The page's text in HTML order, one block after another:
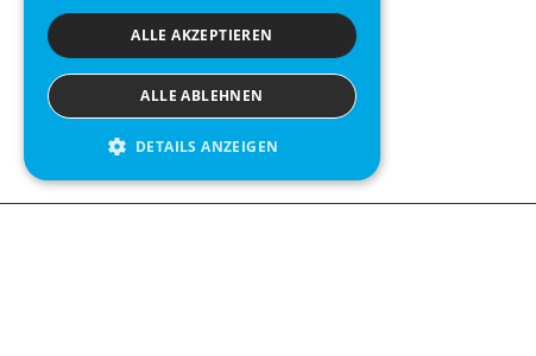
ALLE AKZEPTIEREN
ALLE ABLEHNEN
DETAILS ANZEIGEN